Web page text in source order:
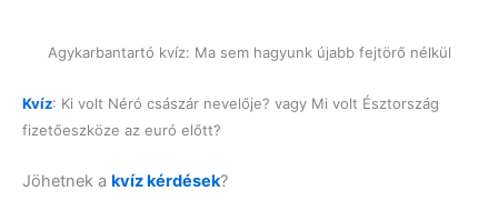
Agykarbantartó kvíz: Ma sem hagyunk újabb fejtörő nélkül
Kvíz: Ki volt Néró császár nevelője? vagy Mi volt Észtország
fizetőeszköze az euró előtt?
Jöhetnek a kvíz kérdések?